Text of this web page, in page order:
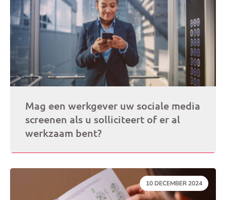
Mag een werkgever uw sociale media
screenen als u solliciteert of er al
werkzaam bent?
DATUM:
10 DECEMBER 2024